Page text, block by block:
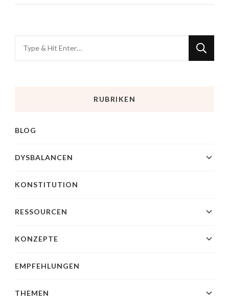
RUBRIKEN
BLOG
DYSBALANCEN
KONSTITUTION
RESSOURCEN
KONZEPTE
EMPFEHLUNGEN
THEMEN